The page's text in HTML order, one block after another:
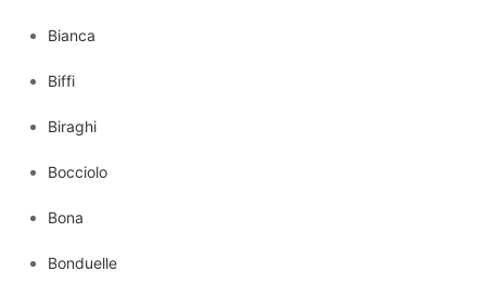
Bianca
Biffi
Biraghi
Bocciolo
Bona
Bonduelle